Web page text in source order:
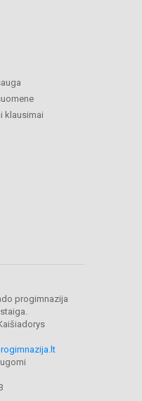
klausimai
progimnazija